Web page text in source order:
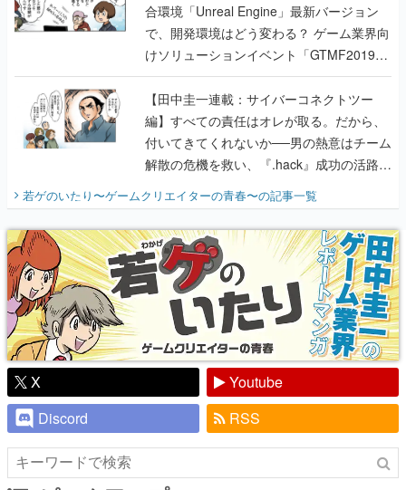
合環境「Unreal Engine」最新バージョン
で、開発環境はどう変わる？ ゲーム業界向
けソリューションイベント「GTMF2019」
に行って、より理解を深めよう【PR】
【田中圭一連載：サイバーコネクトツー
編】すべての責任はオレが取る。だから、
付いてきてくれないか──男の熱意はチーム
解散の危機を救い、『.hack』成功の活路を
開く。業界の快男児・松山 洋に流れる血は
『少年ジャンプ』色だった【若ゲのいた
り】
若ゲのいたり〜ゲームクリエイターの青春〜の記事一覧
X
Youtube
Discord
RSS